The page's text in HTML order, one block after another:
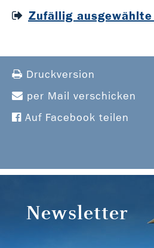
Zufällig
Druckversion
per Mail verschicken
Auf Facebook teilen
Newsletter